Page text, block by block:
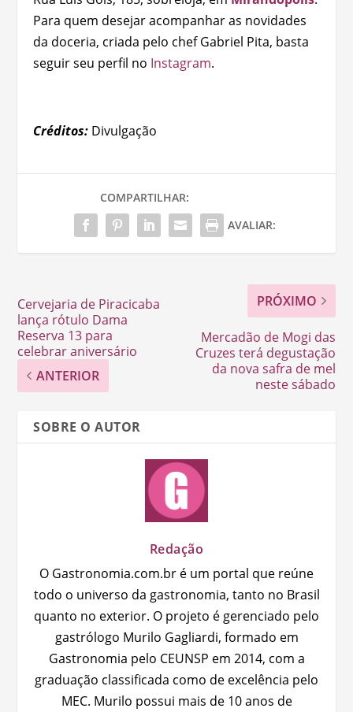
Para quem desejar acompanhar as novidades
da doceria, criada pelo chef Gabriel Pita, basta
seguir seu perfil no Instagram.
Créditos: Divulgação
COMPARTILHAR:
AVALIAR:
Cervejaria de Piracicaba
lança rótulo Dama
Reserva 13 para
celebrar aniversário
ANTERIOR
PRÓXIMO
Mercadão de Mogi das
Cruzes terá degustação
da nova safra de mel
neste sábado
SOBRE O AUTOR
Redação
O Gastronomia.com.br é um portal que reúne
todo o universo da gastronomia, tanto no Brasil
quanto no exterior. O projeto é gerenciado pelo
gastrólogo Murilo Gagliardi, formado em
Gastronomia pelo CEUNSP em 2014, com a
graduação classificada como de excelência pelo
MEC. Murilo possui mais de 10 anos de